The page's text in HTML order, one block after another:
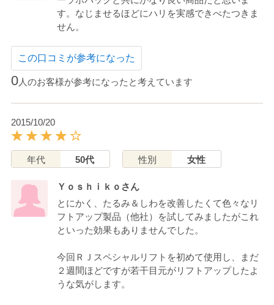
す。なじませるほどにハリを実感できべたつきま
せん。
この口コミが参考になった
0人のお客様が参考になったと考えています
2015/10/20
年代 50代 性別 女性
Ｙｏｓｈｉｋｏさん
とにかく、たるみ＆しわを改善したくて色々なリ
フトアップ製品（他社）を試してみましたがこれ
といった効果もありませんでした。
今回ＲＪスペシャルリフトを初めて使用し、まだ
２週間ほどですが若干目元がリフトアップしたよ
うな気がします。